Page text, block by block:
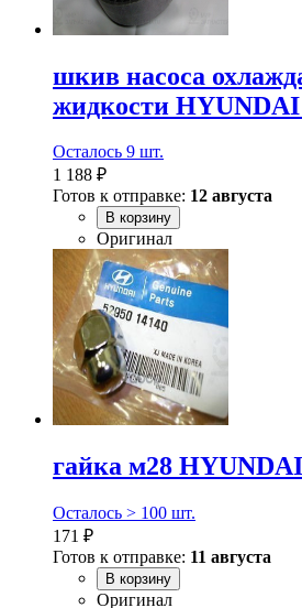
шкив насоса
жидкости HYUNDAI
Осталось 9 шт.
1 188 ₽
Готов к отправке: 12 августа
В корзину
Оригинал
гайка м28 HYUNDAI
Осталось > 100 шт.
171 ₽
Готов к отправке: 11 августа
В корзину
Оригинал